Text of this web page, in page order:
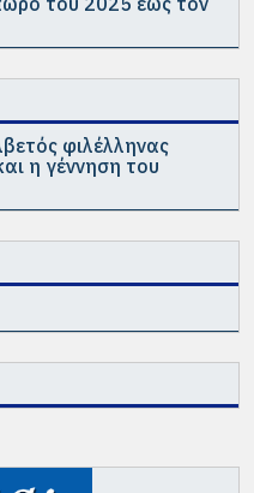
φιλέλληνας
η γέννηση του